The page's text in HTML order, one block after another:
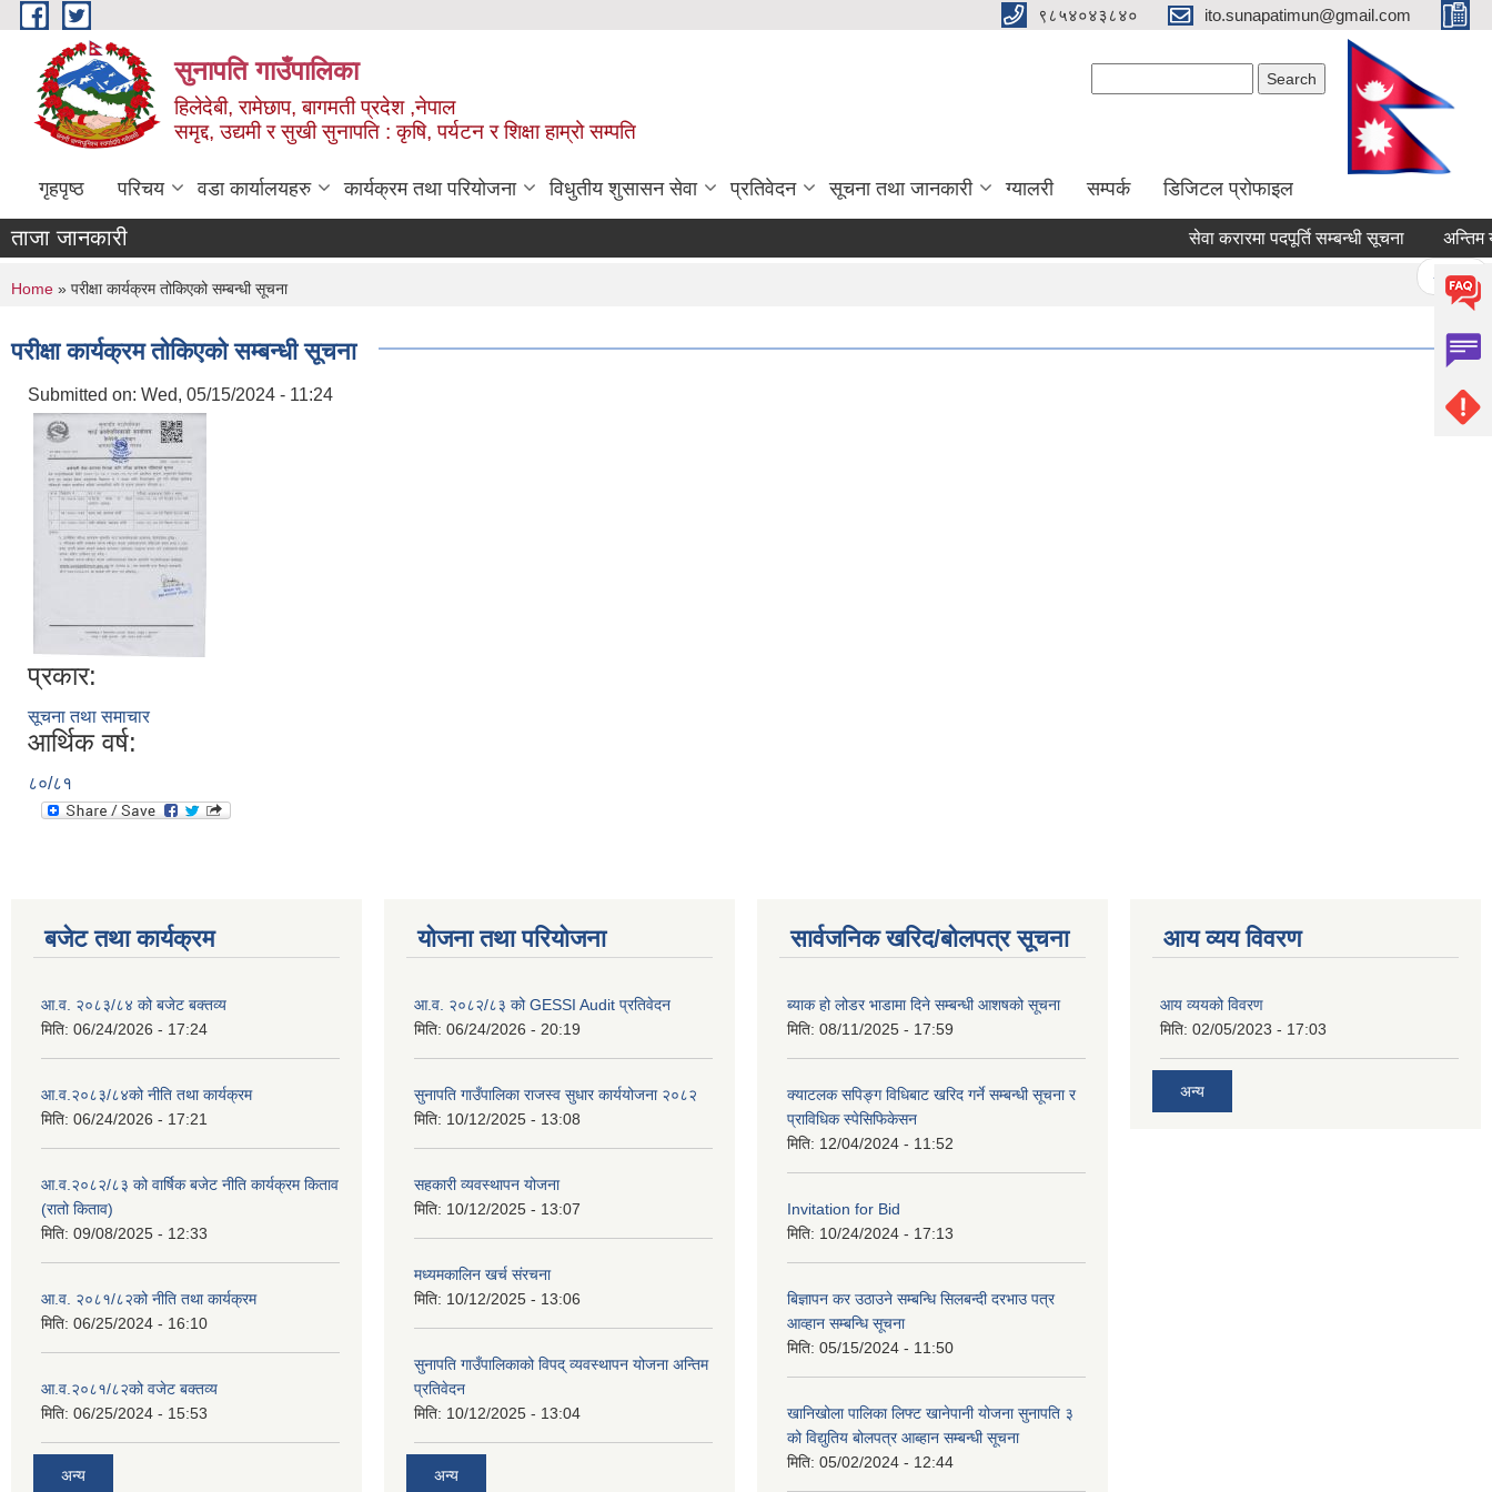
Skip to main content ९८५४०४३८४० ito.sunapatimun@gmail.com
सुनापति गाउँपालिका
हिलेदेबी, रामेछाप, बागमती प्रदेश ,नेपाल
समृद्द, उद्यमी र सुखी सुनापति : कृषि, पर्यटन र शिक्षा हाम्रो सम्पति
गृहपृष्ठ परिचय वडा कार्यालयहरु कार्यक्रम तथा परियोजना विधुतीय शुसासन सेवा प्रतिवेदन सूचना तथा जानकारी ग्यालरी सम्पर्क डिजिटल प्रोफाइल
ताजा जानकारी सेवा करारमा पदपूर्ति सम्बन्धी सूचना अन्तिम
« first
You are here
Home » परीक्षा कार्यक्रम तोकिएको सम्बन्धी सूचना
परीक्षा कार्यक्रम तोकिएको सम्बन्धी सूचना
Submitted on: Wed, 05/15/2024 - 11:24
प्रकार:
सूचना तथा समाचार
आर्थिक वर्ष:
८०/८१
बजेट तथा कार्यक्रम
आ.व. २०८३/८४ को बजेट बक्तव्य
मिति: 06/24/2026 - 17:24
आ.व.२०८३/८४को नीति तथा कार्यक्रम
मिति: 06/24/2026 - 17:21
आ.व.२०८२/८३ को वार्षिक बजेट नीति कार्यक्रम किताव
(रातो किताव)
मिति: 09/08/2025 - 12:33
आ.व. २०८१/८२को नीति तथा कार्यक्रम
मिति: 06/25/2024 - 16:10
आ.व.२०८१/८२को वजेट बक्तव्य
मिति: 06/25/2024 - 15:53
अन्य
योजना तथा परियोजना
आ.व. २०८२/८३ को GESSI Audit प्रतिवेदन
मिति: 06/24/2026 - 20:19
सुनापति गाउँपालिका राजस्व सुधार कार्ययोजना २०८२
मिति: 10/12/2025 - 13:08
सहकारी व्यवस्थापन योजना
मिति: 10/12/2025 - 13:07
मध्यमकालिन खर्च संरचना
मिति: 10/12/2025 - 13:06
सुनापति गाउँपालिकाको विपद् व्यवस्थापन योजना अन्तिम
प्रतिवेदन
मिति: 10/12/2025 - 13:04
अन्य
सार्वजनिक खरिद/बोलपत्र सूचना
ब्याक हो लोडर भाडामा दिने सम्बन्धी आशषको सूचना
मिति: 08/11/2025 - 17:59
क्याटलक सपिङ्ग विधिबाट खरिद गर्ने सम्बन्धी सूचना र
प्राविधिक स्पेसिफिकेसन
मिति: 12/04/2024 - 11:52
Invitation for Bid
मिति: 10/24/2024 - 17:13
बिज्ञापन कर उठाउने सम्बन्धि सिलबन्दी दरभाउ पत्र
आव्हान सम्बन्धि सूचना
मिति: 05/15/2024 - 11:50
खानिखोला पालिका लिफ्ट खानेपानी योजना सुनापति ३
को विद्युतिय बोलपत्र आब्हान सम्बन्धी सूचना
मिति: 05/02/2024 - 12:44
आय व्यय विवरण
आय व्ययको विवरण
मिति: 02/05/2023 - 17:03
अन्य